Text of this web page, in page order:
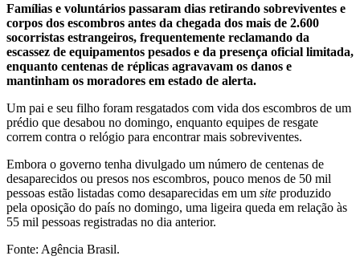
Famílias e voluntários passaram dias retirando sobreviventes e
corpos dos escombros antes da chegada dos mais de 2.600
socorristas estrangeiros, frequentemente reclamando da
escassez de equipamentos pesados e da presença oficial limitada,
enquanto centenas de réplicas agravavam os danos e
mantinham os moradores em estado de alerta.
Um pai e seu filho foram resgatados com vida dos escombros de um
prédio que desabou no domingo, enquanto equipes de resgate
correm contra o relógio para encontrar mais sobreviventes.
Embora o governo tenha divulgado um número de centenas de
desaparecidos ou presos nos escombros, pouco menos de 50 mil
pessoas estão listadas como desaparecidas em um site produzido
pela oposição do país no domingo, uma ligeira queda em relação às
55 mil pessoas registradas no dia anterior.
Fonte: Agência Brasil.